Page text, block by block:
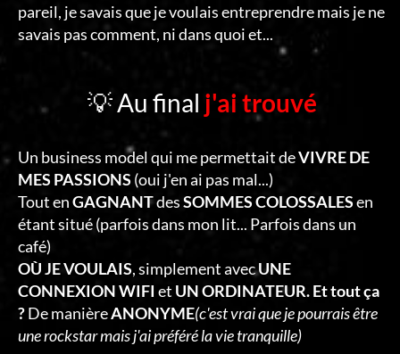
pareil, je savais que je voulais entreprendre mais je ne
savais pas comment, ni dans quoi et...
💡 Au final j'ai trouvé
Un business model qui me permettait deVIVRE DE
MES PASSIONS (oui j'en ai pas mal...)
Tout enGAGNANTdesSOMMES COLOSSALESen
étant situé (parfois dans mon lit... Parfois dans un
café)
OÙ JE VOULAIS, simplement avecUNE
CONNEXION WIFI et UN ORDINATEUR. Et tout ça
?De manièreANONYME(c'est vrai que je pourrais être
une rockstar mais j'ai préféré la vie tranquille)